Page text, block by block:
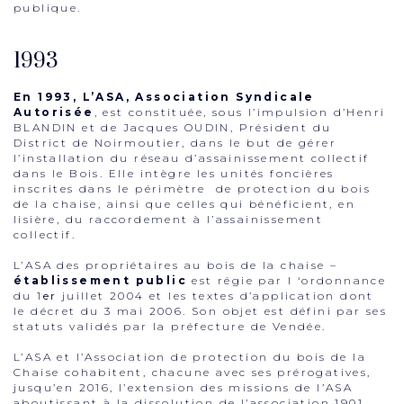
publique.
1993
En 1993, L’ASA, Association Syndicale
Autorisée , est constituée, sous l’impulsion d’Henri
BLANDIN et de Jacques OUDIN, Président du
District de Noirmoutier, dans le but de gérer
l’installation du réseau d’assainissement collectif
dans le Bois. Elle intègre les unités foncières
inscrites dans le périmètre de protection du bois
de la chaise, ainsi que celles qui bénéficient, en
lisière, du raccordement à l’assainissement
collectif.
L’ASA des propriétaires au bois de la chaise –
établissement public est régie par l ‘ordonnance
du 1 er juillet 2004 et les textes d’application dont
le décret du 3 mai 2006. Son objet est défini par ses
statuts validés par la préfecture de Vendée.
L’ASA et l’Association de protection du bois de la
Chaise cohabitent, chacune avec ses prérogatives,
jusqu’en 2016, l’extension des missions de l’ASA